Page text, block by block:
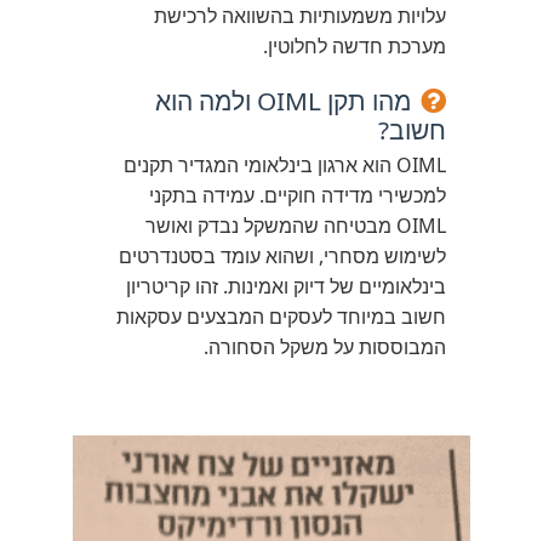
עלויות משמעותיות בהשוואה לרכישת
מערכת חדשה לחלוטין.
מהו תקן OIML ולמה הוא
חשוב?
OIML הוא ארגון בינלאומי המגדיר תקנים
למכשירי מדידה חוקיים. עמידה בתקני
OIML מבטיחה שהמשקל נבדק ואושר
לשימוש מסחרי, ושהוא עומד בסטנדרטים
בינלאומיים של דיוק ואמינות. זהו קריטריון
חשוב במיוחד לעסקים המבצעים עסקאות
המבוססות על משקל הסחורה.